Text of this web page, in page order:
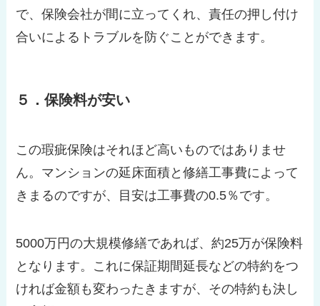
で、保険会社が間に立ってくれ、責任の押し付け
合いによるトラブルを防ぐことができます。
５．保険料が安い
この瑕疵保険はそれほど高いものではありませ
ん。マンションの延床面積と修繕工事費によって
きまるのですが、目安は工事費の0.5％です。
5000万円の大規模修繕であれば、約25万が保険料
となります。これに保証期間延長などの特約をつ
ければ金額も変わったきますが、その特約も決し